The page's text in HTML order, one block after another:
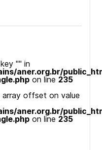
"" in
aner.org.br/
on line 235
offset on value
aner.org.br/
on line 235